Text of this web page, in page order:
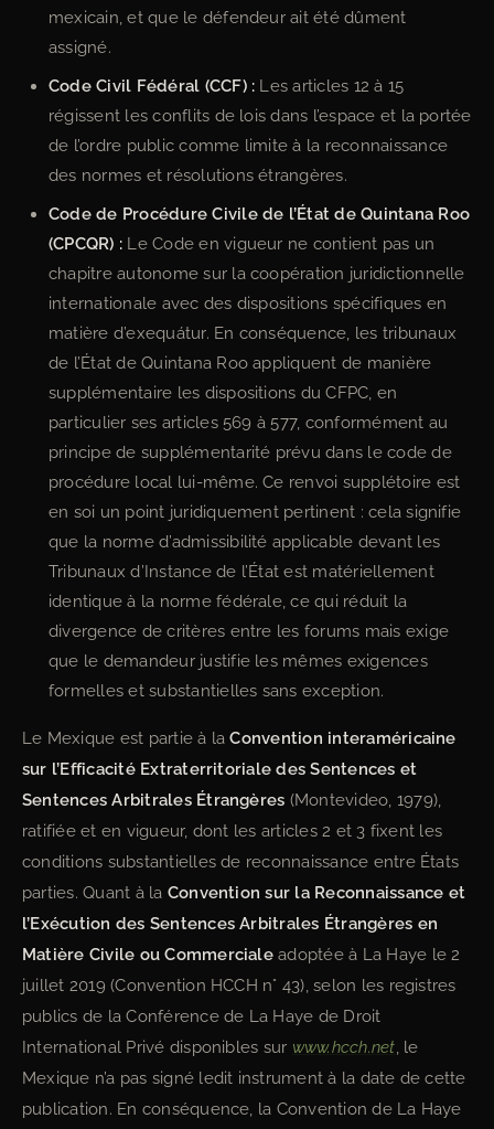
mexicain, et que le défendeur ait été dûment
assigné.
Code Civil Fédéral (CCF) : Les articles 12 à 15
régissent les conflits de lois dans l’espace et la portée
de l’ordre public comme limite à la reconnaissance
des normes et résolutions étrangères.
Code de Procédure Civile de l’État de Quintana Roo
(CPCQR) : Le Code en vigueur ne contient pas un
chapitre autonome sur la coopération juridictionnelle
internationale avec des dispositions spécifiques en
matière d’exequátur. En conséquence, les tribunaux
de l’État de Quintana Roo appliquent de manière
supplémentaire les dispositions du CFPC, en
particulier ses articles 569 à 577, conformément au
principe de supplémentarité prévu dans le code de
procédure local lui-même. Ce renvoi supplétoire est
en soi un point juridiquement pertinent : cela signifie
que la norme d’admissibilité applicable devant les
Tribunaux d’Instance de l’État est matériellement
identique à la norme fédérale, ce qui réduit la
divergence de critères entre les forums mais exige
que le demandeur justifie les mêmes exigences
formelles et substantielles sans exception.
Le Mexique est partie à laConvention interaméricaine
sur l’Efficacité Extraterritoriale des Sentences et
Sentences Arbitrales Étrangères (Montevideo, 1979),
ratifiée et en vigueur, dont les articles 2 et 3 fixent les
conditions substantielles de reconnaissance entre États
parties. Quant à la Convention sur la Reconnaissance et
l’Exécution des Sentences Arbitrales Étrangères en
Matière Civile ou Commercialeadoptée à La Haye le 2
juillet 2019 (Convention HCCH n° 43), selon les registres
publics de la Conférence de La Haye de Droit
International Privé disponibles sur www.hcch.net, le
Mexique n’a pas signé ledit instrument à la date de cette
publication. En conséquence, la Convention de La Haye